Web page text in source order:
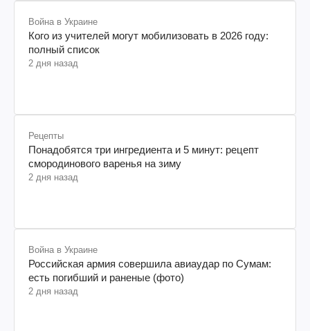
Война в Украине
Кого из учителей могут мобилизовать в 2026 году:
полный список
2 дня назад
Рецепты
Понадобятся три ингредиента и 5 минут: рецепт
смородинового варенья на зиму
2 дня назад
Война в Украине
Российская армия совершила авиаудар по Сумам:
есть погибший и раненые (фото)
2 дня назад